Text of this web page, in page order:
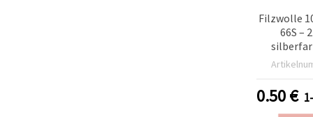
Filzwolle
66S –
0.50€